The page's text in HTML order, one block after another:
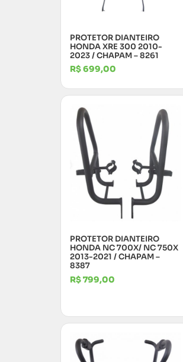
PROTETOR DIANTEIRO
HONDA XRE 300 2010-
2023 / CHAPAM – 8261
R$699,00
PROTETOR DIANTEIRO
HONDA NC 700X/ NC 750X
2013-2021 / CHAPAM –
8387
R$799,00